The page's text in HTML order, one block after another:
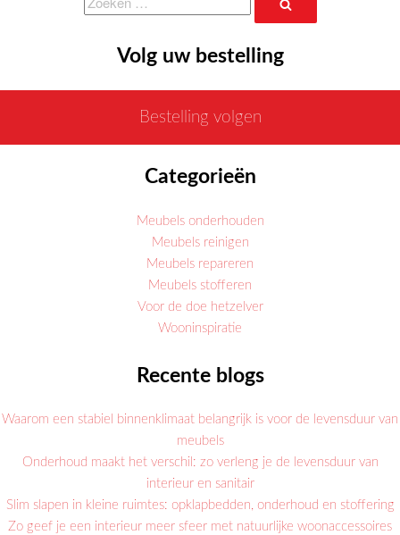
naar:
Volg uw bestelling
Bestelling volgen
Categorieën
Meubels onderhouden
Meubels reinigen
Meubels repareren
Meubels stofferen
Voor de doe hetzelver
Wooninspiratie
Recente blogs
Waarom een stabiel binnenklimaat belangrijk is voor de levensduur van
meubels
Onderhoud maakt het verschil: zo verleng je de levensduur van
interieur en sanitair
Slim slapen in kleine ruimtes: opklapbedden, onderhoud en stoffering
Zo geef je een interieur meer sfeer met natuurlijke woonaccessoires